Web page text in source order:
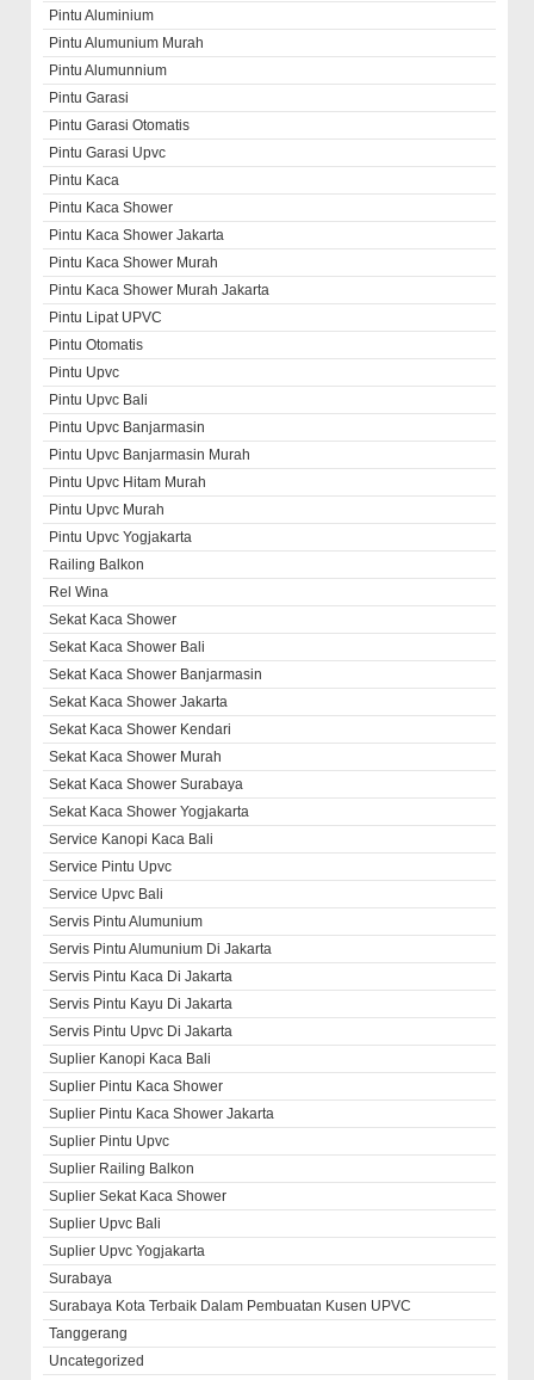
Pintu Aluminium
Pintu Alumunium Murah
Pintu Alumunnium
Pintu Garasi
Pintu Garasi Otomatis
Pintu Garasi Upvc
Pintu Kaca
Pintu Kaca Shower
Pintu Kaca Shower Jakarta
Pintu Kaca Shower Murah
Pintu Kaca Shower Murah Jakarta
Pintu Lipat UPVC
Pintu Otomatis
Pintu Upvc
Pintu Upvc Bali
Pintu Upvc Banjarmasin
Pintu Upvc Banjarmasin Murah
Pintu Upvc Hitam Murah
Pintu Upvc Murah
Pintu Upvc Yogjakarta
Railing Balkon
Rel Wina
Sekat Kaca Shower
Sekat Kaca Shower Bali
Sekat Kaca Shower Banjarmasin
Sekat Kaca Shower Jakarta
Sekat Kaca Shower Kendari
Sekat Kaca Shower Murah
Sekat Kaca Shower Surabaya
Sekat Kaca Shower Yogjakarta
Service Kanopi Kaca Bali
Service Pintu Upvc
Service Upvc Bali
Servis Pintu Alumunium
Servis Pintu Alumunium Di Jakarta
Servis Pintu Kaca Di Jakarta
Servis Pintu Kayu Di Jakarta
Servis Pintu Upvc Di Jakarta
Suplier Kanopi Kaca Bali
Suplier Pintu Kaca Shower
Suplier Pintu Kaca Shower Jakarta
Suplier Pintu Upvc
Suplier Railing Balkon
Suplier Sekat Kaca Shower
Suplier Upvc Bali
Suplier Upvc Yogjakarta
Surabaya
Surabaya Kota Terbaik Dalam Pembuatan Kusen UPVC
Tanggerang
Uncategorized